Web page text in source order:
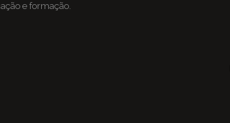
e formação.